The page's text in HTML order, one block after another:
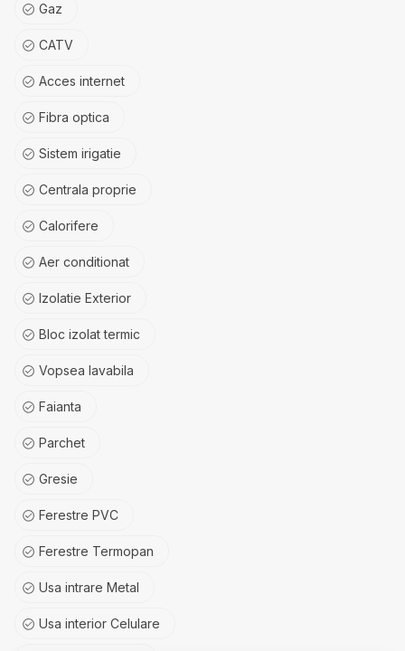
Gaz
CATV
Acces internet
Fibra optica
Sistem irigatie
Centrala proprie
Calorifere
Aer conditionat
Izolatie Exterior
Bloc izolat termic
Vopsea lavabila
Faianta
Parchet
Gresie
Ferestre PVC
Ferestre Termopan
Usa intrare Metal
Usa interior Celulare